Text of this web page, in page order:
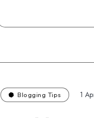
Blogging Tips 1